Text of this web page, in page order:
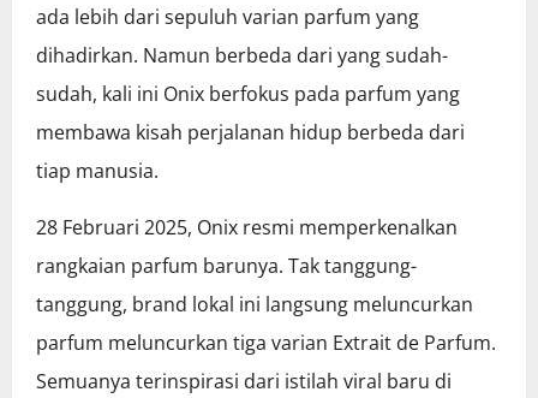
ada lebih dari sepuluh varian parfum yang
dihadirkan. Namun berbeda dari yang sudah-
sudah, kali ini Onix berfokus pada parfum yang
membawa kisah perjalanan hidup berbeda dari
tiap manusia.
28 Februari 2025, Onix resmi memperkenalkan
rangkaian parfum barunya. Tak tanggung-
tanggung, brand lokal ini langsung meluncurkan
parfum meluncurkan tiga varian Extrait de Parfum.
Semuanya terinspirasi dari istilah viral baru di